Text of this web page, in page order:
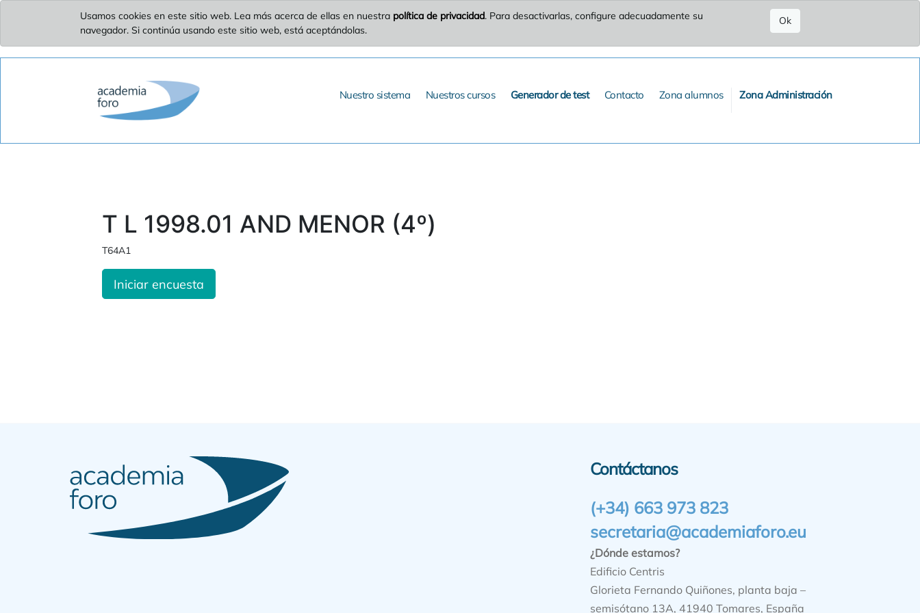
Usamos cookies en este sitio web. Lea más acerca de ellas en nuestra política de privacidad. Para desactivarlas, configure adecuadamente su
navegador. Si continúa usando este sitio web, está aceptándolas.
Ok
Nuestro sistema Nuestros cursos Generador de test Contacto Zona alumnos Zona Administración
T L 1998.01 AND MENOR (4º)
T64A1
Iniciar encuesta
Contáctanos
(+34) 663 973 823
secretaria@academiaforo.eu
¿Dónde estamos?
Edificio Centris
Glorieta Fernando Quiñones, planta baja –
semisótano 13A, 41940 Tomares, España